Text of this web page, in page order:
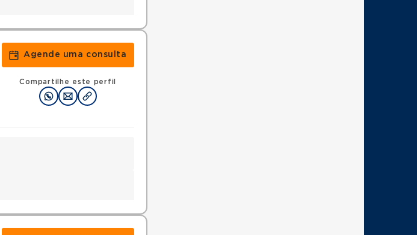
Agende uma consulta
Compartilhe este perfil